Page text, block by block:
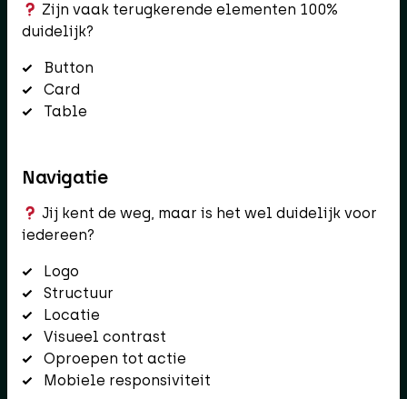
Zijn vaak terugkerende elementen 100%
duidelijk?
Button
Card
Table
Navigatie
Jij kent de weg, maar is het wel duidelijk voor
iedereen?
Logo
Structuur
Locatie
Visueel contrast
Oproepen tot actie
Mobiele responsiviteit